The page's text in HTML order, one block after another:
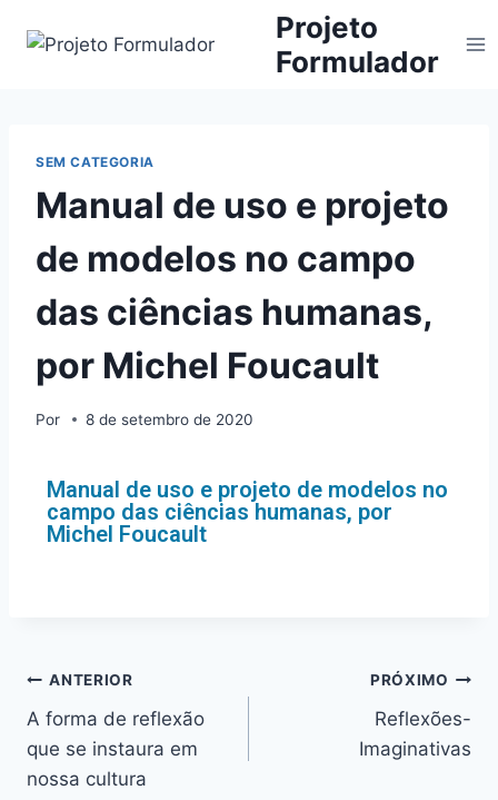
Projeto
Formulador
SEM CATEGORIA
Manual de uso e projeto
de modelos no campo
das ciências humanas,
por Michel Foucault
Por 8 de setembro de 2020
Manual de uso e projeto de modelos no
campo das ciências humanas, por
Michel Foucault
ANTERIOR
A forma de reflexão
que se instaura em
nossa cultura
PRÓXIMO
Reflexões-
Imaginativas